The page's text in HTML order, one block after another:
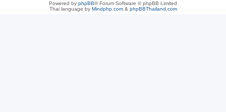
Powered by phpBB® Forum Software © phpBB Limited
Thai language by Mindphp.com& phpBBThailand.com